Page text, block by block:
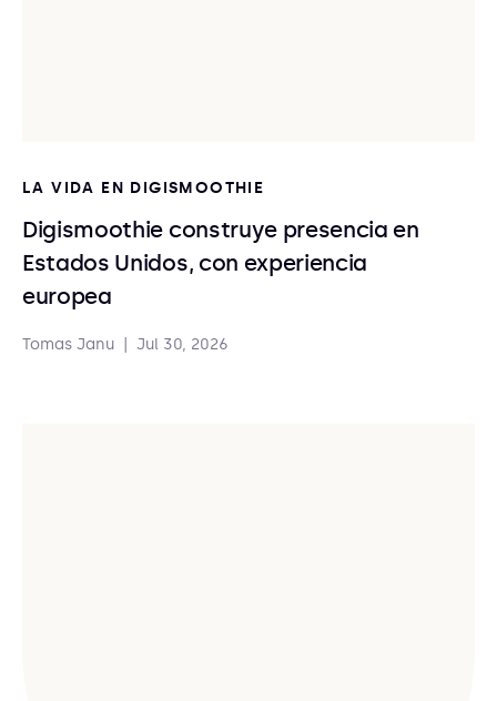
LA VIDA EN DIGISMOOTHIE
Digismoothie construye presencia en
Estados Unidos, con experiencia
europea
Tomas Janu Jul 30, 2026